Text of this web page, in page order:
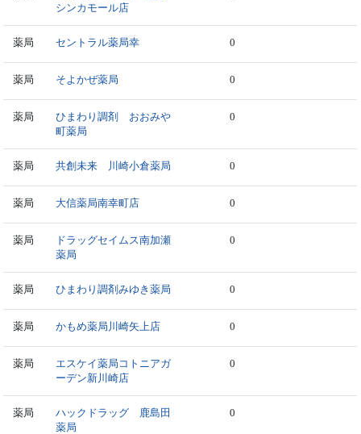
シンカモール店
薬局 セントラル薬局幸 0
薬局 そよかぜ薬局 0
薬局
ひまわり調剤 おおみや
町薬局
0
薬局 共創未来 川崎小倉薬局 0
薬局 大信薬局南幸町店 0
薬局
ドラッグセイムス南加瀬
薬局
0
薬局 ひまわり調剤みゆき薬局 0
薬局 かもめ薬局川崎矢上店 0
薬局
エスケイ薬局コトニアガ
ーデン新川崎店
0
薬局
ハックドラッグ 鹿島田
薬局
0